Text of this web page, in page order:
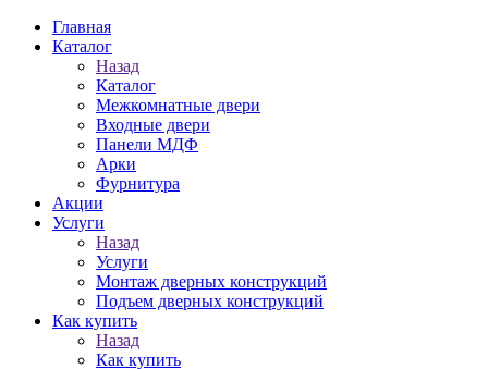
Главная
Каталог
Назад
Каталог
Межкомнатные двери
Входные двери
Панели МДФ
Арки
Фурнитура
Акции
Услуги
Назад
Услуги
Монтаж дверных конструкций
Подъем дверных конструкций
Как купить
Назад
Как купить